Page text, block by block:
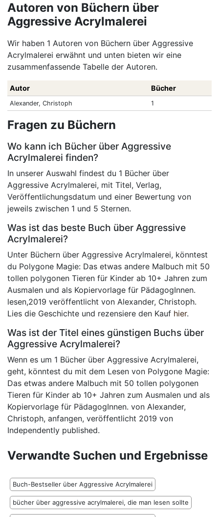
Autoren von Büchern über
Aggressive Acrylmalerei
Wir haben 1 Autoren von Büchern über Aggressive
Acrylmalerei erwähnt und unten bieten wir eine
zusammenfassende Tabelle der Autoren.
Autor Bücher
Alexander, Christoph 1
Fragen zu Büchern
Wo kann ich Bücher über Aggressive
Acrylmalerei finden?
In unserer Auswahl findest du 1 Bücher über
Aggressive Acrylmalerei, mit Titel, Verlag,
Veröffentlichungsdatum und einer Bewertung von
jeweils zwischen 1 und 5 Sternen.
Was ist das beste Buch über Aggressive
Acrylmalerei?
Unter Büchern über Aggressive Acrylmalerei, könntest
du Polygone Magie: Das etwas andere Malbuch mit 50
tollen polygonen Tieren für Kinder ab 10+ Jahren zum
Ausmalen und als Kopiervorlage für PädagogInnen.
lesen,2019 veröffentlicht von Alexander, Christoph.
Lies die Geschichte und rezensiere den Kauf hier.
Was ist der Titel eines günstigen Buchs über
Aggressive Acrylmalerei?
Wenn es um 1 Bücher über Aggressive Acrylmalerei,
geht, könntest du mit dem Lesen von Polygone Magie:
Das etwas andere Malbuch mit 50 tollen polygonen
Tieren für Kinder ab 10+ Jahren zum Ausmalen und als
Kopiervorlage für PädagogInnen. von Alexander,
Christoph, anfangen, veröffentlicht 2019 von
Independently published.
Verwandte Suchen und Ergebnisse
Buch-Bestseller über Aggressive Acrylmalerei
bücher über aggressive acrylmalerei, die man lesen sollte